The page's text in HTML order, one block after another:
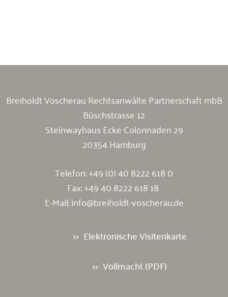
Breiholdt Voscherau Rechtsanwälte Partnerschaft mbB
Büschstrasse 12
Steinwayhaus Ecke Colonnaden 29
20354 Hamburg
Telefon:+49 (0) 40 8222 618 0
Fax: +49 40 8222 618 18
E-Mail:info@breiholdt-voscherau.de
Elektronische Visitenkarte
Vollmacht (PDF)